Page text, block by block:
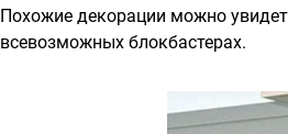
Похожие декорации можно
всевозможных блокбастерах.